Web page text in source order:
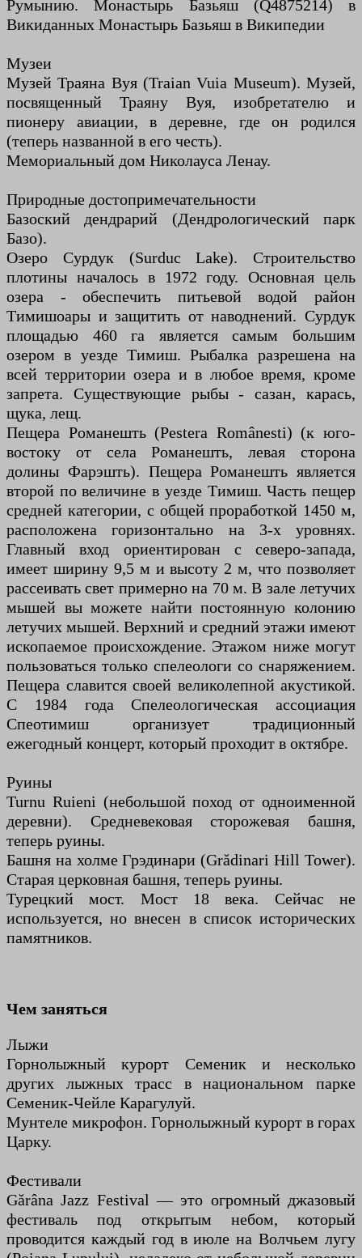
Румынию. Монастырь Базьяш (Q4875214) в
Викиданных Монастырь Базьяш в Википедии
Музеи
Музей Траяна Вуя (Traian Vuia Museum). Музей,
посвященный Траяну Вуя, изобретателю и
пионеру авиации, в деревне, где он родился
(теперь названной в его честь).
Мемориальный дом Николауса Ленау.
Природные достопримечательности
Базоский дендрарий (Дендрологический парк
Базо).
Озеро Сурдук (Surduc Lake). Строительство
плотины началось в 1972 году. Основная цель
озера - обеспечить питьевой водой район
Тимишоары и защитить от наводнений. Сурдук
площадью 460 га является самым большим
озером в уезде Тимиш. Рыбалка разрешена на
всей территории озера и в любое время, кроме
запрета. Существующие рыбы - сазан, карась,
щука, лещ.
Пещера Романешть (Pestera Românesti) (к юго-
востоку от села Романешть, левая сторона
долины Фарэшть). Пещера Романешть является
второй по величине в уезде Тимиш. Часть пещер
средней категории, с общей проработкой 1450 м,
расположена горизонтально на 3-х уровнях.
Главный вход ориентирован с северо-запада,
имеет ширину 9,5 м и высоту 2 м, что позволяет
рассеивать свет примерно на 70 м. В зале летучих
мышей вы можете найти постоянную колонию
летучих мышей. Верхний и средний этажи имеют
ископаемое происхождение. Этажом ниже могут
пользоваться только спелеологи со снаряжением.
Пещера славится своей великолепной акустикой.
С 1984 года Спелеологическая ассоциация
Спеотимиш организует традиционный
ежегодный концерт, который проходит в октябре.
Руины
Turnu Ruieni (небольшой поход от одноименной
деревни). Средневековая сторожевая башня,
теперь руины.
Башня на холме Грэдинари (Grădinari Hill Tower).
Старая церковная башня, теперь руины.
Турецкий мост. Мост 18 века. Сейчас не
используется, но внесен в список исторических
памятников.
Чем заняться
Лыжи
Горнолыжный курорт Семеник и несколько
других лыжных трасс в национальном парке
Семеник-Чейле Карагулуй.
Мунтеле микрофон. Горнолыжный курорт в горах
Царку.
Фестивали
Gărâna Jazz Festival — это огромный джазовый
фестиваль под открытым небом, который
проводится каждый год в июле на Волчьем лугу